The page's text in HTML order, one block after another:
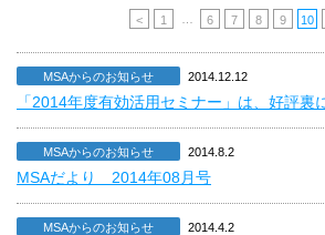
< 1 6 7 8 9 10
MSAからのお知らせ 2014.12.12
「2014年度有効活用セミナー」は、好評裏
MSAからのお知らせ 2014.8.2
MSAだより 2014年08月号
MSAからのお知らせ 2014.4.2